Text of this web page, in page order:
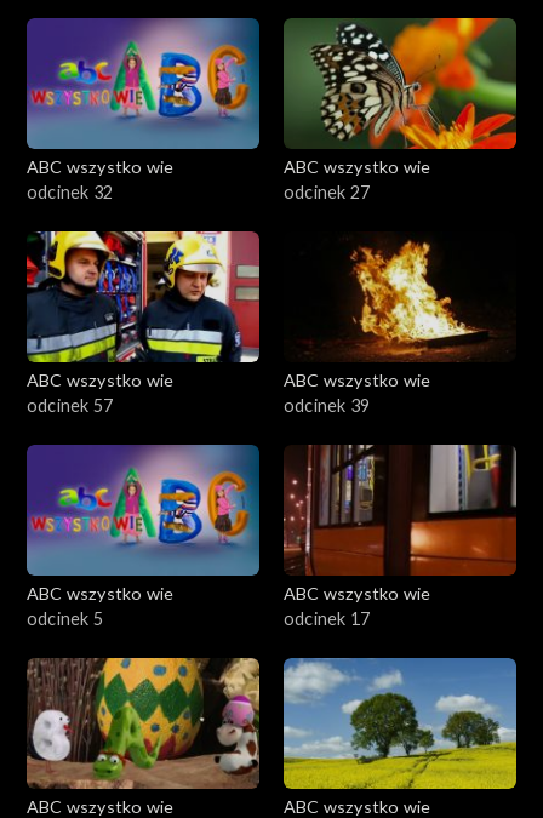
ABC wszystko wie
odcinek 32
ABC wszystko wie
odcinek 27
ABC wszystko wie
odcinek 57
ABC wszystko wie
odcinek 39
ABC wszystko wie
odcinek 5
ABC wszystko wie
odcinek 17
ABC wszystko wie
ABC wszystko wie